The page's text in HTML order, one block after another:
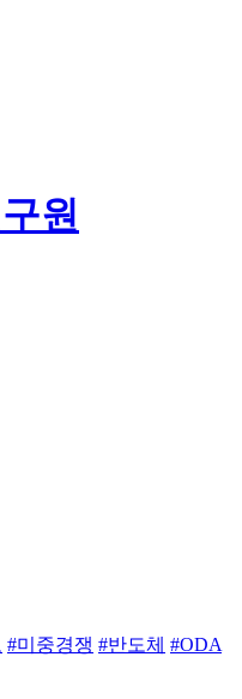
#미중경쟁 #반도체 #ODA